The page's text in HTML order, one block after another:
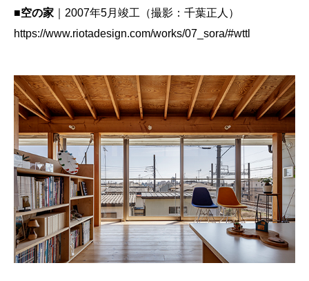
■空の家 ｜2007年5月竣工（撮影：千葉正人）
https://www.riotadesign.com/works/07_sora/#wttl